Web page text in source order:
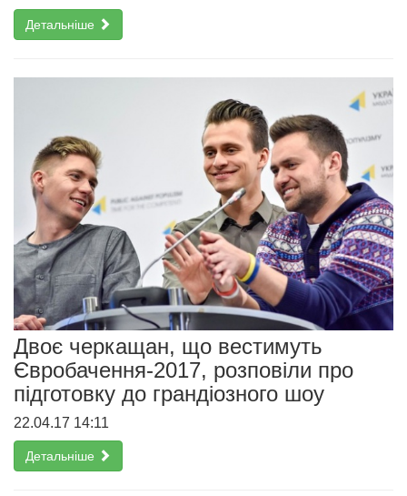
Детальніше
Двоє черкащан, що вестимуть
Євробачення-2017, розповіли про
підготовку до грандіозного шоу
22.04.17 14:11
Детальніше